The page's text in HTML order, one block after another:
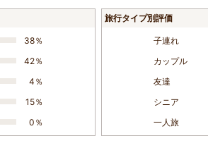
38％
42％
4％
15％
0％
旅行タイプ別評価
子連れ
カップル
友達
シニア
一人旅